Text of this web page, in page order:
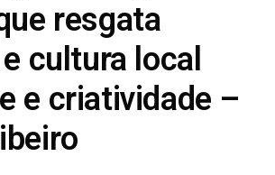
resgata
cultura local
e criatividade –